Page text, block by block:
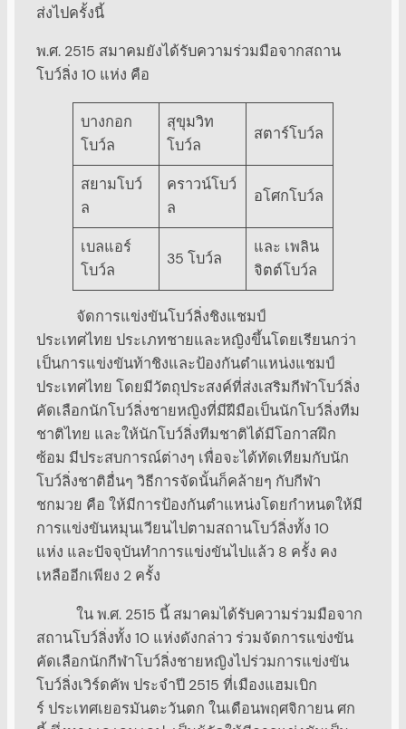
ส่งไปครั้งนี้
พ.ศ. 2515 สมาคมยังได้รับความร่วมมือจากสถาน
โบว์ลิ่ง 10 แห่ง คือ
บางกอก
โบว์ล
สุขุมวิท
โบว์ล
สตาร์โบว์ล
สยามโบว์
ล
คราวน์โบว์
ล
อโศกโบว์ล
เบลแอร์
โบว์ล
35 โบว์ล
และ เพลิน
จิตต์โบว์ล
จัดการแข่งขันโบว์ลิ่งชิงแชมป์
ประเทศไทย ประเภทชายและหญิงขึ้นโดยเรียนกว่า
เป็นการแข่งขันท้าชิงและป้องกันตำแหน่งแชมป์
ประเทศไทย โดยมีวัตถุประสงค์ที่ส่งเสริมกีฬาโบว์ลิ่ง
คัดเลือกนักโบว์ลิ่งชายหญิงที่มีฝีมือเป็นนักโบว์ลิ่งทีม
ชาติไทย และให้นักโบว์ลิ่งทีมชาติได้มีโอกาสฝึก
ซ้อม มีประสบการณ์ต่างๆ เพื่อจะได้ทัดเทียมกับนัก
โบว์ลิ่งชาติอื่นๆ วิธีการจัดนั้นก็คล้ายๆ กับกีฬา
ชกมวย คือ ให้มีการป้องกันตำแหน่งโดยกำหนดให้มี
การแข่งขันหมุนเวียนไปตามสถานโบว์ลิ่งทั้ง 10
แห่ง และปัจจุบันทำการแข่งขันไปแล้ว 8 ครั้ง คง
เหลืออีกเพียง 2 ครั้ง
ใน พ.ศ. 2515 นี้ สมาคมได้รับความร่วมมือจาก
สถานโบว์ลิ่งทั้ง 10 แห่งดังกล่าว ร่วมจัดการแข่งขัน
คัดเลือกนักกีฬาโบว์ลิ่งชายหญิงไปร่วมการแข่งขัน
โบว์ลิ่งเวิร์ดคัพ ประจำปี 2515 ที่เมืองแฮมเบิก
ร์ ประเทศเยอรมันตะวันตก ในเดือนพฤศจิกายน ศก